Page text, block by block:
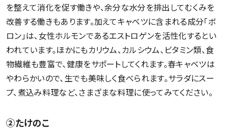
を整えて消化を促す働きや、余分な水分を排出してむくみを
改善する働きもあります。加えてキャベツに含まれる成分「ボ
ロン」は、女性ホルモンであるエストロゲンを活性化するとい
われています。ほかにもカリウム、カルシウム、ビタミン類、食
物繊維も豊富で、健康をサポートしてくれます。春キャベツは
やわらかいので、生でも美味しく食べられます。サラダにスー
プ、煮込み料理など、さまざまな料理に使ってみてください。
②たけのこ